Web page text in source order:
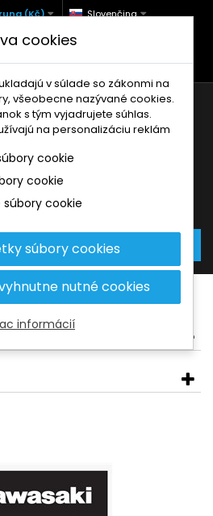
(Kč) Slovenčina
977 (Po-Pá, 9-12 a 13-17)
0Produkty
cookies
v súlade so zákonmi na
všeobecne nazývané cookies.
s tým vyjadrujete súhlas.
na personalizáciu reklám
cookie
cookie
cookie
súbory cookies
nutné cookies
informácií